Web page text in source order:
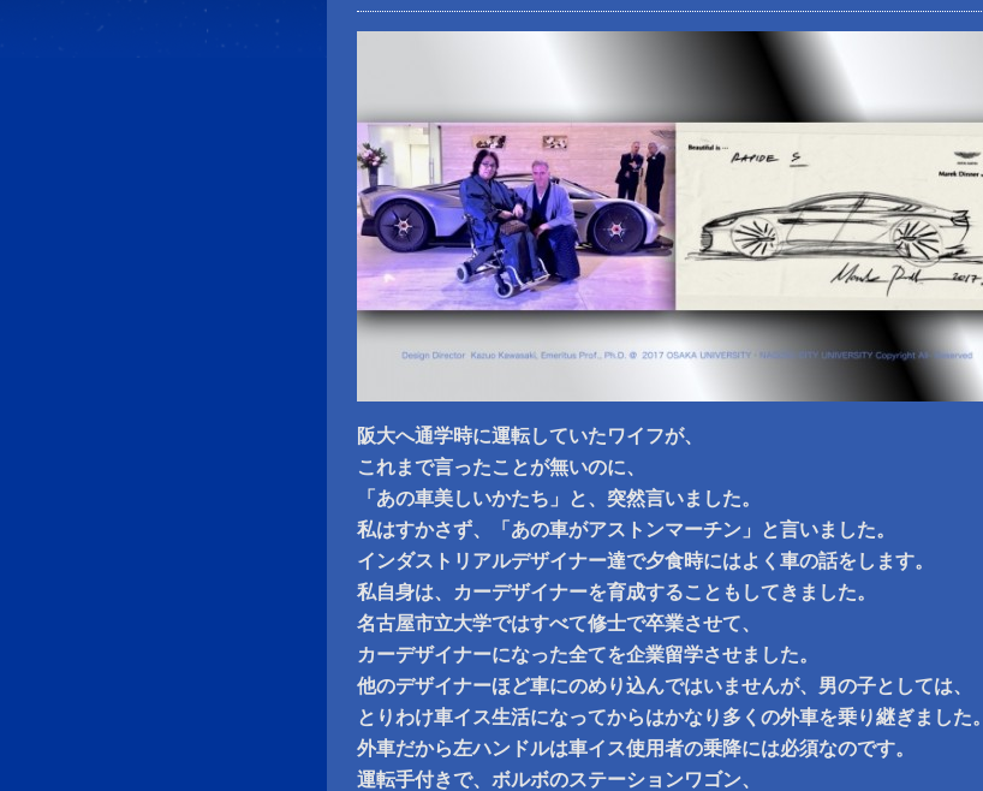
阪大へ通学時に運転していたワイフが、
これまで言ったことが無いのに、
「あの車美しいかたち」と、突然言いました。
私はすかさず、「あの車がアストンマーチン」と言いました。
インダストリアルデザイナー達で夕食時にはよく車の話をします。
私自身は、カーデザイナーを育成することもしてきました。
名古屋市立大学ではすべて修士で卒業させて、
カーデザイナーになった全てを企業留学させました。
他のデザイナーほど車にのめり込んではいませんが、男の子としては、
とりわけ車イス生活になってからはかなり多くの外車を乗り継ぎました。
外車だから左ハンドルは車イス使用者の乗降には必須なのです。
運転手付きで、ボルボのステーションワゴン、